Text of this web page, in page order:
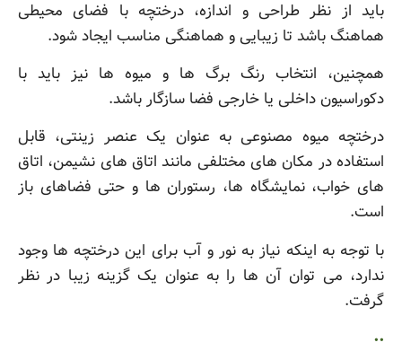
باید از نظر طراحی و اندازه، درختچه با فضای محیطی
هماهنگ باشد تا زیبایی و هماهنگی مناسب ایجاد شود.
همچنین، انتخاب رنگ برگ ها و میوه ها نیز باید با
دکوراسیون داخلی یا خارجی فضا سازگار باشد.
درختچه میوه مصنوعی به عنوان یک عنصر زینتی، قابل
استفاده در مکان های مختلفی مانند اتاق های نشیمن، اتاق
های خواب، نمایشگاه ها، رستوران ها و حتی فضاهای باز
است.
با توجه به اینکه نیاز به نور و آب برای این درختچه ها وجود
ندارد، می توان آن ها را به عنوان یک گزینه زیبا در نظر
گرفت.
..